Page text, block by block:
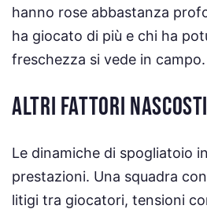
hanno rose abbastanza
ha giocato di più e chi ha
freschezza si vede in campo.
ALTRI FATTORI NASCOSTI
Le dinamiche di spogliatoio
prestazioni. Una squadra
litigi tra giocatori, tensioni